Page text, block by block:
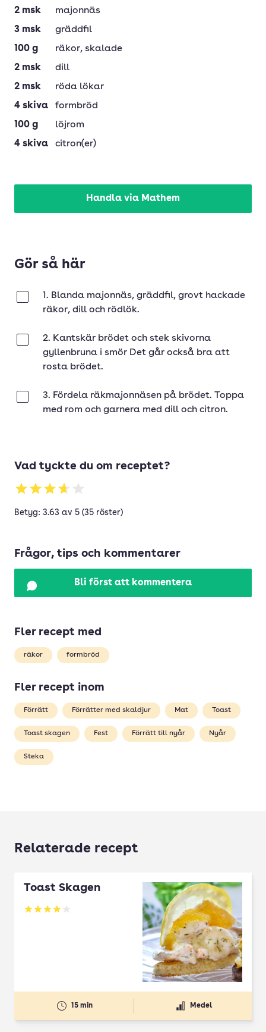
2 msk
majonnäs
3 msk
gräddfil
100 g räkor, skalade
2 msk
dill
2 msk
röda lökar
4 skiva
formbröd
100 g
löjrom
4 skiva citron(er)
Handla via Mathem
Gör så här
1. Blanda majonnäs, gräddfil, grovt hackade
räkor, dill och rödlök.
2. Kantskär brödet och stek skivorna
gyllenbruna i smör Det går också bra att
rosta brödet.
3. Fördela räkmajonnäsen på brödet. Toppa
med rom och garnera med dill och citron.
Vad tyckte du om receptet?
Betyg: 3.63 av 5 (35 röster)
Frågor, tips och kommentarer
Bli först att kommentera
Fler recept med
räkor formbröd
Fler recept inom
Förrätt Förrätter med skaldjur Mat Toast
Toast skagen Fest Förrätt till nyår Nyår
Steka
Relaterade recept
Toast Skagen
Betyg: 3.96 av 5
15 min Medel